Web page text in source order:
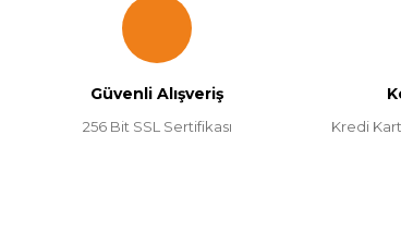
Ürün açıklamasında eksik bilgiler bulunuyor.
Ürün bilgilerinde hatalar bulunuyor.
Güvenli Alışveriş
256 Bit SSL Sertifikası Kredi